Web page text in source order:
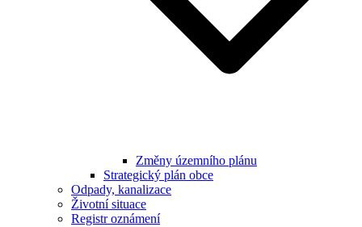
Změny územního plánu
Strategický plán obce
Odpady, kanalizace
Životní situace
Registr oznámení